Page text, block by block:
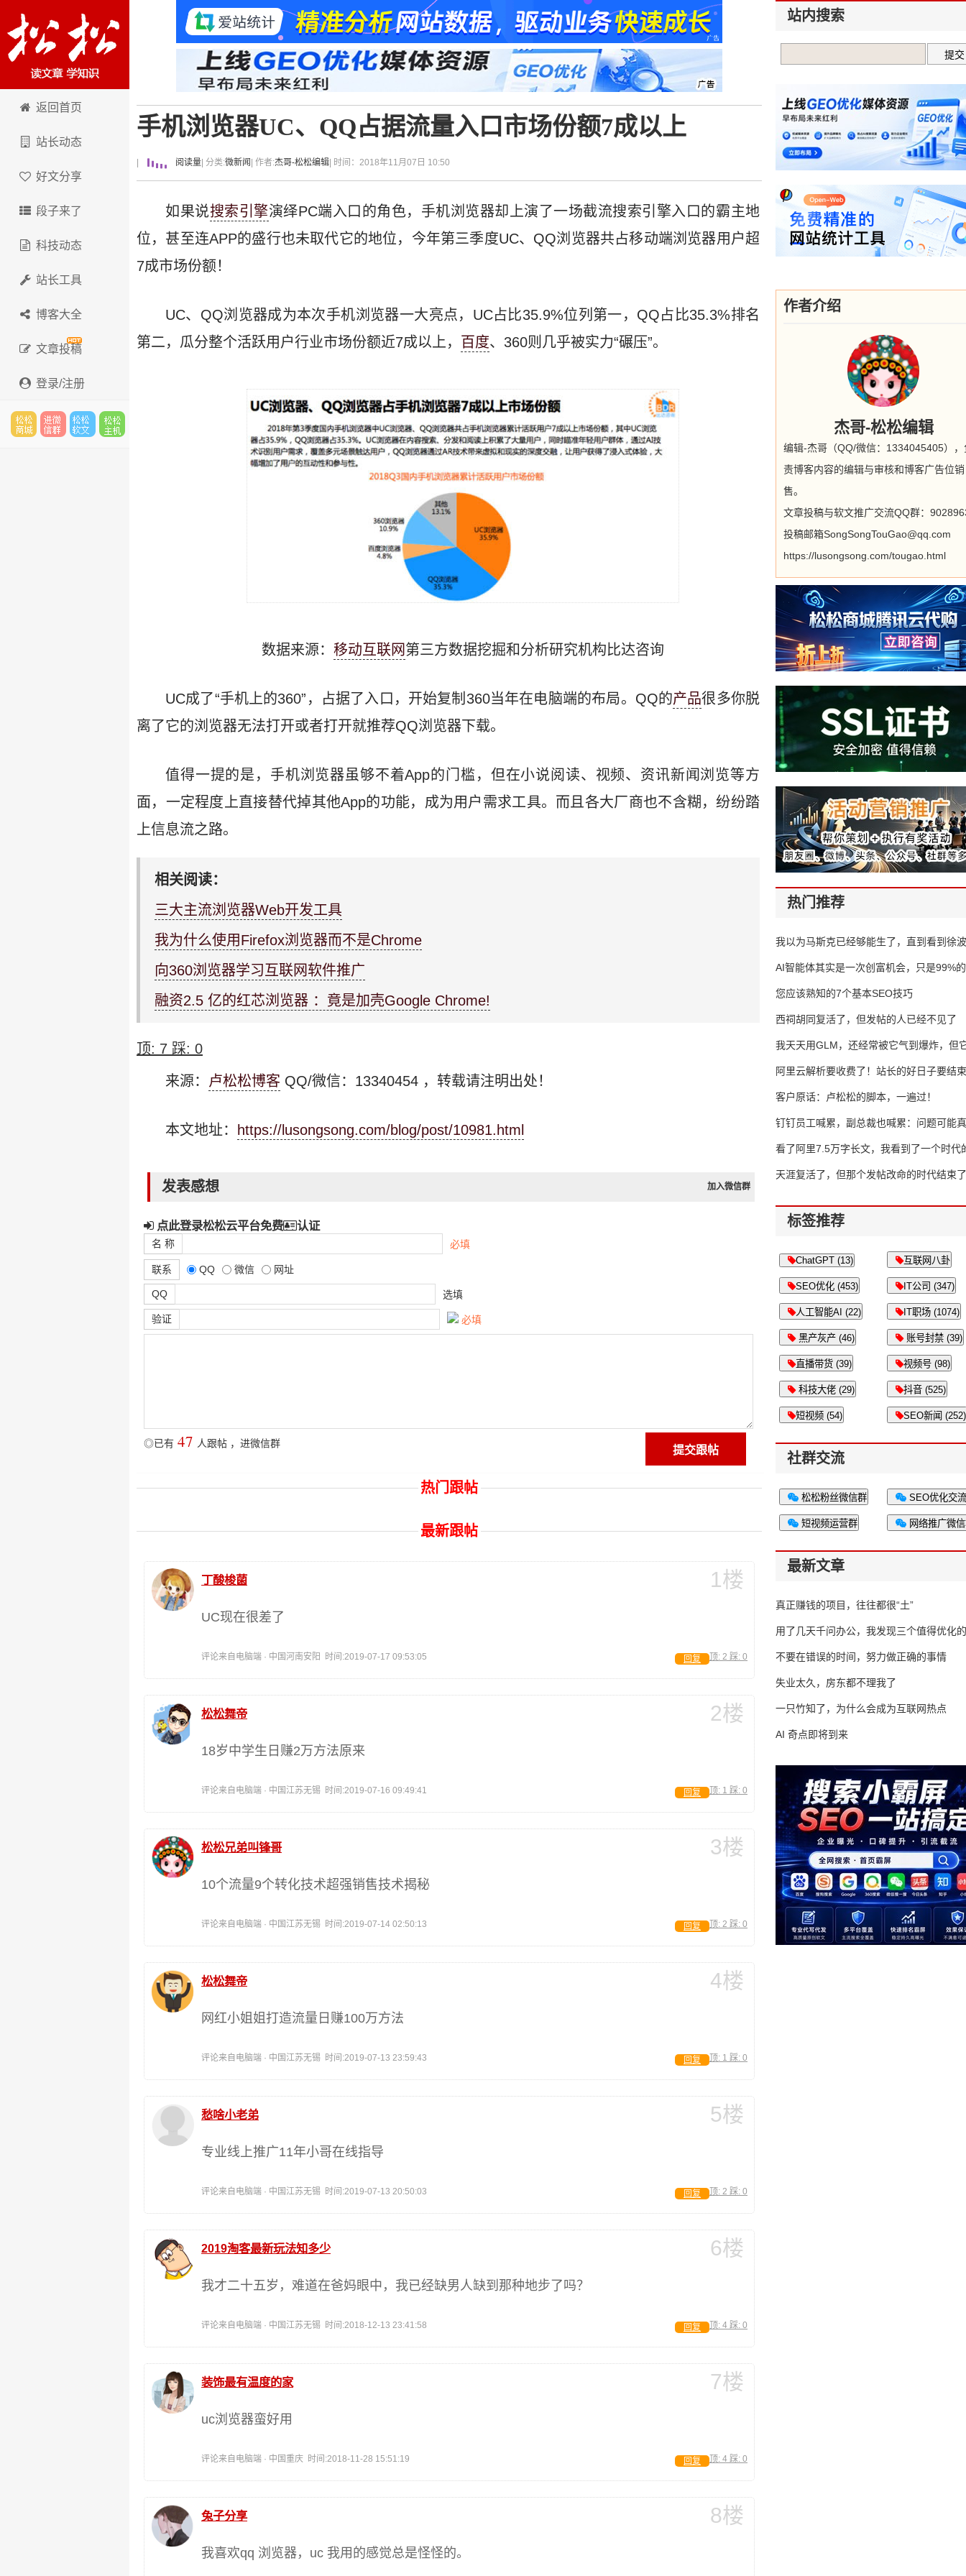
卢松松博客
返回首页
站长动态
好文分享
段子来了
科技动态
站长工具
博客大全
文章投稿
登录/注册
手机浏览器UC、QQ占据流量入口市场份额7成以上
阅读量 | 分类:微新闻 | 作者:杰哥-松松编辑 | 时间：2018年11月07日 10:50
如果说搜索引擎演绎PC端入口的角色，手机浏览器却上演了一场截流搜索引擎入口的霸主地
位，甚至连APP的盛行也未取代它的地位，今年第三季度UC、QQ浏览器共占移动端浏览器用户超
7成市场份额！
UC、QQ浏览器成为本次手机浏览器一大亮点，UC占比35.9%位列第一，QQ占比35.3%排名
第二，瓜分整个活跃用户行业市场份额近7成以上，
百度、360则几乎被实力“碾压”。
数据来源： 移动互联网 第三方数据挖掘和分析研究机构比达咨询
UC成了“手机上的360”，占据了入口，开始复制360当年在电脑端的布局。QQ的产品很多你脱
离了它的浏览器无法打开或者打开就推荐QQ浏览器下载。
值得一提的是，手机浏览器虽够不着App的门槛，但在小说阅读、视频、资讯新闻浏览等方
面，一定程度上直接替代掉其他App的功能，成为用户需求工具。而且各大厂商也不含糊，纷纷踏
上信息流之路。
相关阅读：
三大主流浏览器Web开发工具
我为什么使用Firefox浏览器而不是Chrome
向360浏览器学习互联网软件推广
融资2.5 亿的红芯浏览器 ：竟是加壳Google Chrome!
顶: 7 踩: 0
来源： 卢松松博客 QQ/微信：13340454 ，转载请注明出处！
本文地址： https://lusongsong.com/blog/post/10981.html
发表感想 加入微信群
点此登录松松云平台免费 认证
名 称 必填
联系 QQ 微信 网址
QQ 选填
验证 必填
◎已有 47 人跟帖 ， 进微信群
热门跟帖
最新跟帖
1楼
丁酸梭菌
UC现在很差了
评论来自电脑端 · 中国河南安阳 时间:2019-07-17 09:53:05 顶: 2 踩: 0
回复
2楼
松松舞帝
18岁中学生日赚2万方法原来
评论来自电脑端 · 中国江苏无锡 时间:2019-07-16 09:49:41 顶: 1 踩: 0
回复
3楼
松松兄弟叫锋哥
10个流量9个转化技术超强销售技术揭秘
评论来自电脑端 · 中国江苏无锡 时间:2019-07-14 02:50:13 顶: 2 踩: 0
回复
4楼
松松舞帝
网红小姐姐打造流量日赚100万方法
评论来自电脑端 · 中国江苏无锡 时间:2019-07-13 23:59:43 顶: 1 踩: 0
回复
5楼
愁啥小老弟
专业线上推广11年小哥在线指导
评论来自电脑端 · 中国江苏无锡 时间:2019-07-13 20:50:03 顶: 2 踩: 0
回复
6楼
2019淘客最新玩法知多少
我才二十五岁，难道在爸妈眼中，我已经缺男人缺到那种地步了吗？
评论来自电脑端 · 中国江苏无锡 时间:2018-12-13 23:41:58 顶: 4 踩: 0
回复
7楼
装饰最有温度的家
uc浏览器蛮好用
评论来自电脑端 · 中国重庆 时间:2018-11-28 15:51:19 顶: 4 踩: 0
回复
8楼
兔子分享
我喜欢qq 浏览器，uc 我用的感觉总是怪怪的。
站内搜索
作者介绍
杰哥-松松编辑
编辑-杰哥（QQ/微信：1334045405），
责博客内容的编辑与审核和博客广告位销
售。
文章投稿与软文推广交流QQ群：
投稿邮箱SongSongTouGao@qq.com
https://lusongsong.com/tougao.html
热门推荐
我以为马斯克已经够能生了，直到看到
AI智能体其实是一次创富机会，只是99%
错过了
您应该熟知的7个基本SEO技巧
西祠胡同复活了，但发帖的人已经不见了
我天天用GLM，还经常被它气到爆炸，但
16万亿
阿里云解析要收费了！站长的好日子要结
客户原话：卢松松的脚本，一遍过！
钉钉员工喊累，副总裁也喊累：问题可能
了
看了阿里7.5万字长文，我看到了一个时代
天涯复活了，但那个发帖改命的时代结束了
标签推荐
ChatGPT (13) 互联网八卦
SEO优化 (453) IT公司 (347)
人工智能AI (22) IT职场 (1074)
黑产灰产 (46) 账号封禁 (39)
直播带货 (39) 视频号 (98)
科技大佬 (29) 抖音 (525)
短视频 (54) SEO新闻 (252)
社群交流
松松粉丝微信群 SEO优化交
短视频运营群 网络推广微
最新文章
真正赚钱的项目，往往都很“土”
用了几天千问办公，我发现三个值得优化
不要在错误的时间，努力做正确的事情
失业太久，房东都不理我了
一只竹知了，为什么会成为互联网热点
AI 奇点即将到来